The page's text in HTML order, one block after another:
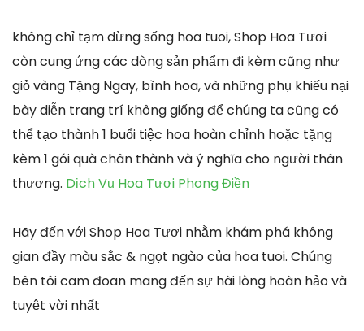
không chỉ tạm dừng sống hoa tuoi, Shop Hoa Tươi
còn cung ứng các dòng sản phẩm đi kèm cũng như
giỏ vàng Tặng Ngay, bình hoa, và những phụ khiếu nại
bày diễn trang trí không giống để chúng ta cũng có
thể tạo thành 1 buổi tiệc hoa hoàn chỉnh hoặc tặng
kèm 1 gói quà chân thành và ý nghĩa cho người thân
thương. Dịch Vụ Hoa Tươi Phong Điền
Hãy đến với Shop Hoa Tươi nhằm khám phá không
gian đầy màu sắc & ngọt ngào của hoa tuoi. Chúng
bên tôi cam đoan mang đến sự hài lòng hoàn hảo và
tuyệt vời nhất